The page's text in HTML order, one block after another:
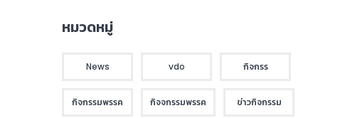
หมวดหมู่
News vdo กิจกรร
กิจกรรมพรรค กิจจกรรมพรรค ข่าวกิจกรรม